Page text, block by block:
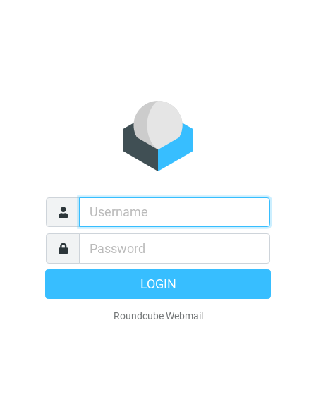
LOGIN
Roundcube Webmail